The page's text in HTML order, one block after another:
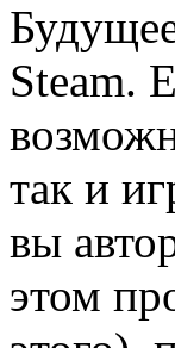
Steam.
так и
вы
этом